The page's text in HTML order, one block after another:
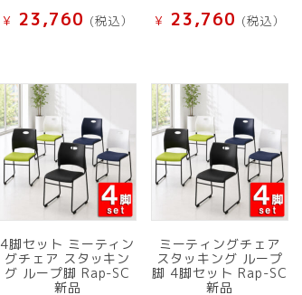
¥ 23,760 (税込） ¥ 23,760 (税込）
4脚セット ミーティン
グチェア スタッキン
グ ループ脚 Rap-SC
新品
ミーティングチェア
スタッキング ループ
脚 4脚セット Rap-SC
新品